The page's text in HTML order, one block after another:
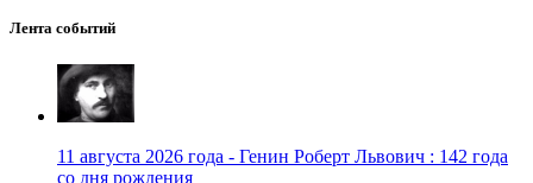
Лента событий
11 августа 2026 года - Генин Роберт Львович : 142 года
со дня рождения